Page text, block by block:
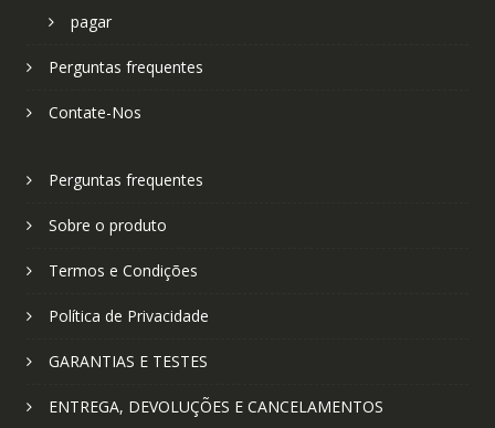
pagar
Perguntas frequentes
Contate-Nos
Perguntas frequentes
Sobre o produto
Termos e Condições
Política de Privacidade
GARANTIAS E TESTES
ENTREGA, DEVOLUÇÕES E CANCELAMENTOS